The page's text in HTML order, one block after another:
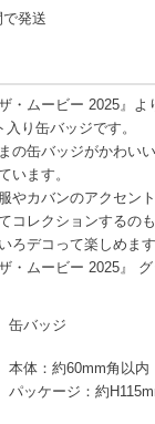
発送
・ムービー 2025』よ
り缶バッジです。
の缶バッジがかわい
います。
やカバンのアクセン
コレクションするの
ろデコって楽しめます
・ムービー 2025』
缶バッジ
本体：約60mm角以内
パッケージ：約